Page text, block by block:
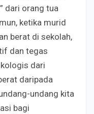
dari orang tua
ketika murid
berat di sekolah,
dan tegas
dari
daripada
undang kita
bagi